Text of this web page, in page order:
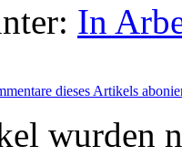
In
dieses Artikels
wurden